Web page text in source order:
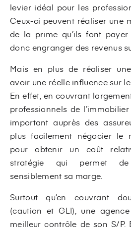
levier idéal pour les
Ceux-ci peuvent réaliser une
de la prime qu’ils font
donc engranger des revenus
Mais en plus de réaliser
avoir une réelle influence sur
En effet, en couvrant
professionnels de
important auprès des
plus facilement négocier le
pour obtenir un coût
stratégie qui permet
sensiblement sa marge.
Surtout qu’en couvrant
(caution et GLI), une
meilleur contrôle de son S/P.